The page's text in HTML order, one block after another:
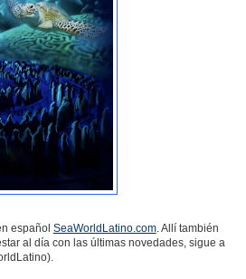
español SeaWorldLatino.com. Allí también
al día con las últimas novedades, sigue a